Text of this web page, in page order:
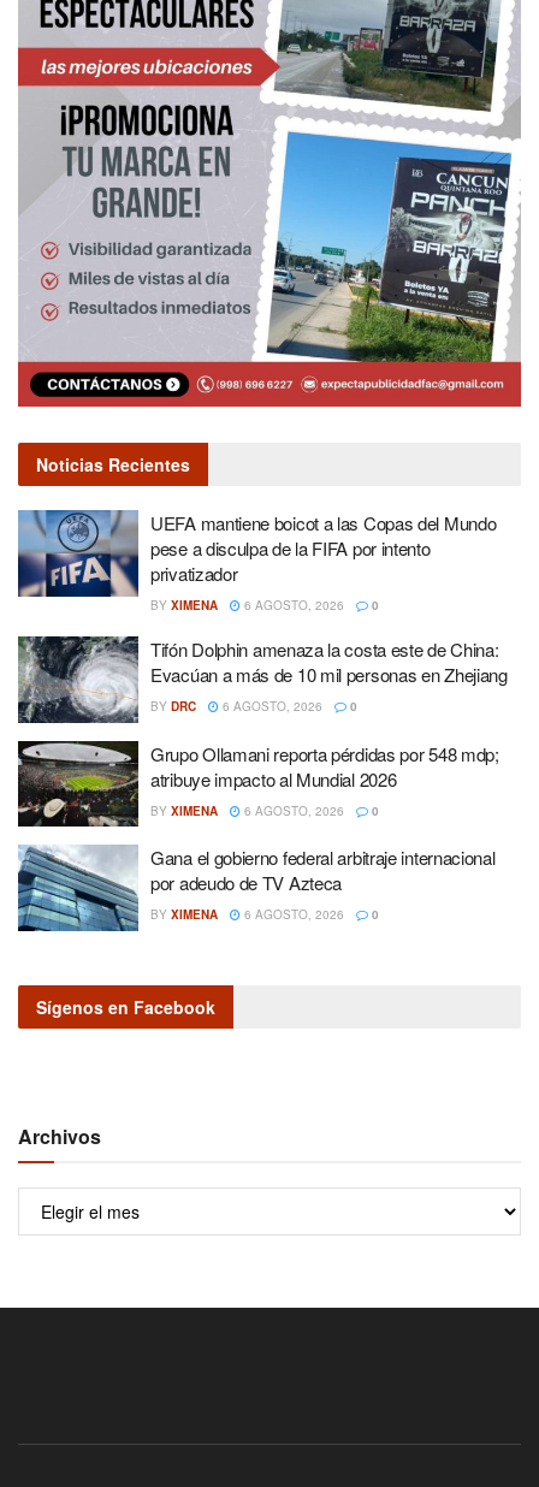
Noticias Recientes
UEFA mantiene boicot a las Copas del Mundo
pese a disculpa de la FIFA por intento
privatizador
BY XIMENA 6 AGOSTO, 2026 0
Tifón Dolphin amenaza la costa este de China:
Evacúan a más de 10 mil personas en Zhejiang
BY DRC 6 AGOSTO, 2026 0
Grupo Ollamani reporta pérdidas por 548 mdp;
atribuye impacto al Mundial 2026
BY XIMENA 6 AGOSTO, 2026 0
Gana el gobierno federal arbitraje internacional
por adeudo de TV Azteca
BY XIMENA 6 AGOSTO, 2026 0
Sígenos en Facebook
Archivos